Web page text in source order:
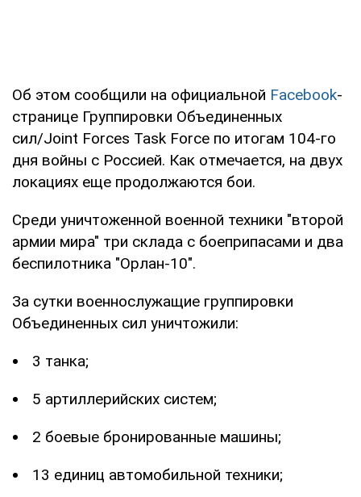
Об этом сообщили на официальной Facebook-
странице Группировки Объединенных
сил/Joint Forces Task Force по итогам 104-го
дня войны с Россией. Как отмечается, на двух
локациях еще продолжаются бои.
Среди уничтоженной военной техники "второй
армии мира" три склада с боеприпасами и два
беспилотника "Орлан-10".
За сутки военнослужащие группировки
Объединенных сил уничтожили:
3 танка;
5 артиллерийских систем;
2 боевые бронированные машины;
13 единиц автомобильной техники;